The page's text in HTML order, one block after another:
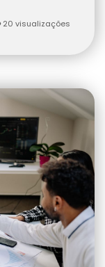
20 visualizações